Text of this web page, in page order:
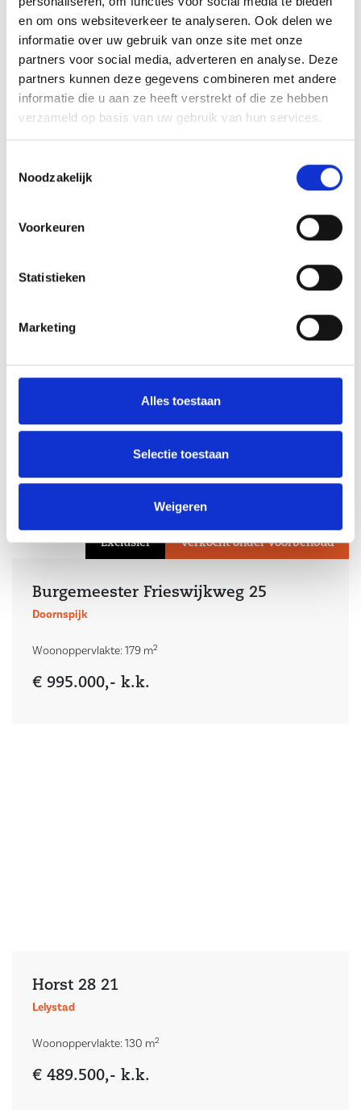
en om ons websiteverkeer te analyseren. Ook delen we
informatie over uw gebruik van onze site met onze
partners voor social media, adverteren en analyse. Deze
partners kunnen deze gegevens combineren met andere
informatie die u aan ze heeft verstrekt of die ze hebben
verzameld op basis van uw gebruik van hun services.
Noodzakelijk
Voorkeuren
Statistieken
Marketing
Alles toestaan
Selectie toestaan
Weigeren
Almere
Exclusief Verkocht onder voorbehoud
Burgemeester Frieswijkweg 25
Doornspijk
Woonoppervlakte: 179 m2
€ 995.000,- k.k.
Horst 28 21
Lelystad
Woonoppervlakte: 130 m2
€ 489.500,- k.k.